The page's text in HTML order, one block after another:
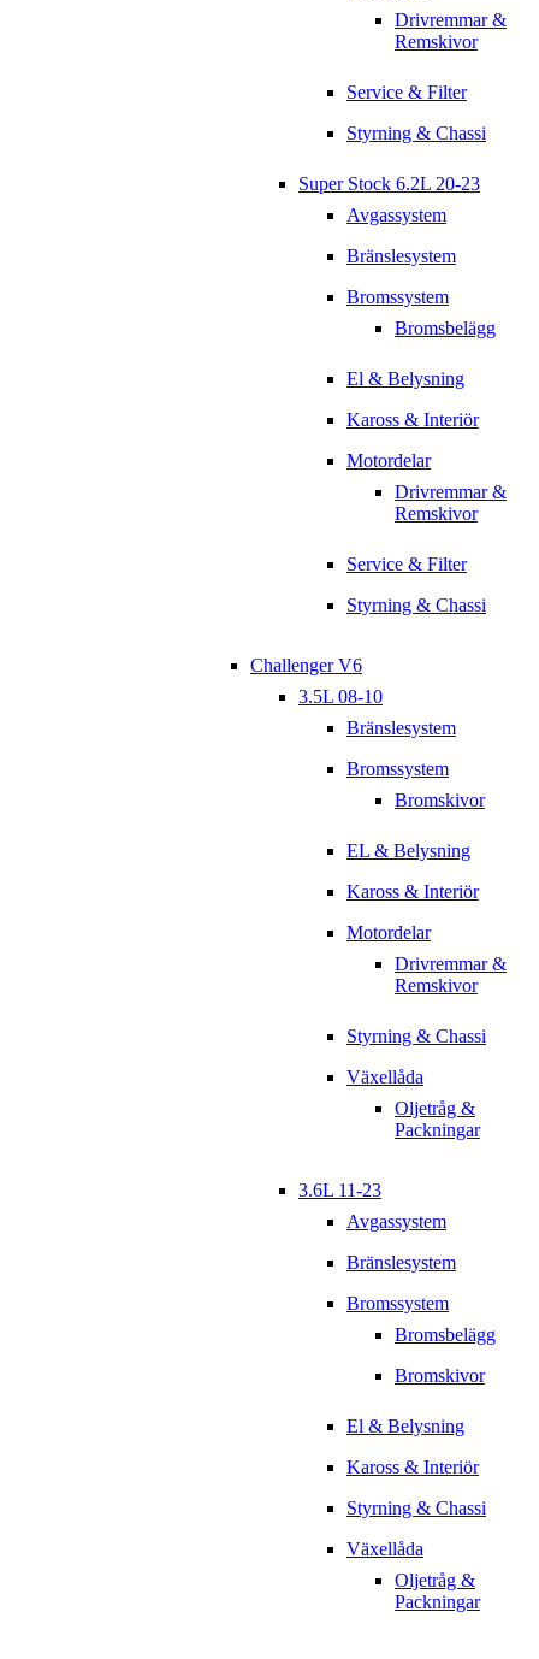
Drivremmar &
Remskivor
Service & Filter
Styrning & Chassi
Super Stock 6.2L 20-23
Avgassystem
Bränslesystem
Bromssystem
Bromsbelägg
El & Belysning
Kaross & Interiör
Motordelar
Drivremmar &
Remskivor
Service & Filter
Styrning & Chassi
Challenger V6
3.5L 08-10
Bränslesystem
Bromssystem
Bromskivor
EL & Belysning
Kaross & Interiör
Motordelar
Drivremmar &
Remskivor
Styrning & Chassi
Växellåda
Oljetråg &
Packningar
3.6L 11-23
Avgassystem
Bränslesystem
Bromssystem
Bromsbelägg
Bromskivor
El & Belysning
Kaross & Interiör
Styrning & Chassi
Växellåda
Oljetråg &
Packningar